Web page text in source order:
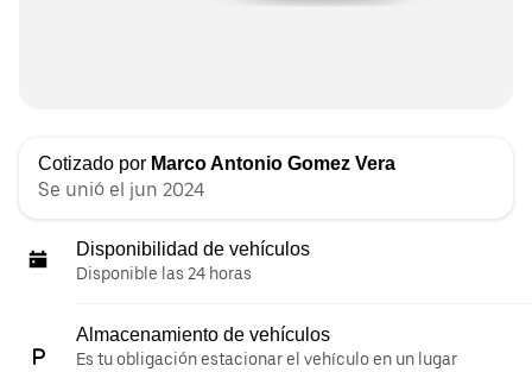
Cotizado por Marco Antonio Gomez Vera
Se unió el jun 2024
Disponibilidad de vehículos
Disponible las 24 horas
Almacenamiento de vehículos
Es tu obligación estacionar el vehículo en un lugar